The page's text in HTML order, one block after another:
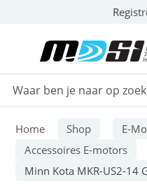
Home Shop
E-
Accessoires E-motors
Minn Kota MKR-US2-14